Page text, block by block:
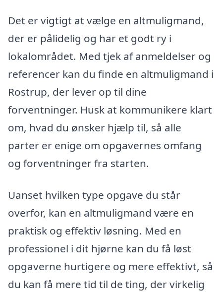
Det er vigtigt at vælge en altmuligmand,
der er pålidelig og har et godt ry i
lokalområdet. Med tjek af anmeldelser og
referencer kan du finde en altmuligmand i
Rostrup, der lever op til dine
forventninger. Husk at kommunikere klart
om, hvad du ønsker hjælp til, så alle
parter er enige om opgavernes omfang
og forventninger fra starten.
Uanset hvilken type opgave du står
overfor, kan en altmuligmand være en
praktisk og effektiv løsning. Med en
professionel i dit hjørne kan du få løst
opgaverne hurtigere og mere effektivt, så
du kan få mere tid til de ting, der virkelig